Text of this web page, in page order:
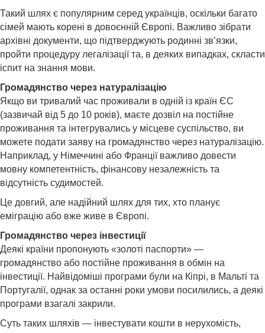
Такий шлях є популярним серед українців, оскільки багато
сімей мають корені в довоєнній Європі. Важливо зібрати
архівні документи, що підтверджують родинні зв’язки,
пройти процедуру легалізації та, в деяких випадках, скласти
іспит на знання мови.
Громадянство через натуралізацію
Якщо ви тривалий час проживали в одній із країн ЄС
(зазвичай від 5 до 10 років), маєте дозвіл на постійне
проживання та інтегрувались у місцеве суспільство, ви
можете подати заяву на громадянство через натуралізацію.
Наприклад, у Німеччині або Франції важливо довести
мовну компетентність, фінансову незалежність та
відсутність судимостей.
Це довгий, але надійний шлях для тих, хто планує
еміграцію або вже живе в Європі.
Громадянство через інвестиції
Деякі країни пропонують «золоті паспорти» —
громадянство або постійне проживання в обмін на
інвестиції. Найвідоміші програми були на Кіпрі, в Мальті та
Португалії, однак за останні роки умови посилились, а деякі
програми взагалі закрили.
Суть таких шляхів — інвестувати кошти в нерухомість,